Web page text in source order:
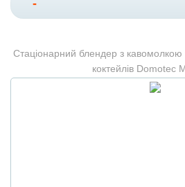
-
Стаціонарний блендер з кавомолкою
коктейлів Domotec